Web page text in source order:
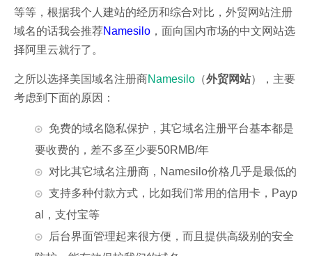
等等，根据我个人建站的经历和综合对比，外贸网站注册
域名的话我会推荐Namesilo ，面向国内市场的中文网站选
择阿里云就行了。
之所以选择美国域名注册商Namesilo （外贸网站），主要
考虑到下面的原因：
免费的域名隐私保护，其它域名注册平台基本都是
要收费的，差不多至少要50RMB/年
对比其它域名注册商，Namesilo价格几乎是最低的
支持多种付款方式，比如我们常用的信用卡，Payp
al，支付宝等
后台界面管理起来很方便，而且提供高级别的安全